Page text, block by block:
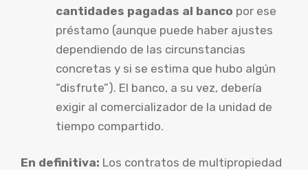
cantidades pagadas al banco por ese
préstamo (aunque puede haber ajustes
dependiendo de las circunstancias
concretas y si se estima que hubo algún
“disfrute”). El banco, a su vez, debería
exigir al comercializador de la unidad de
tiempo compartido.
En definitiva: Los contratos de multipropiedad